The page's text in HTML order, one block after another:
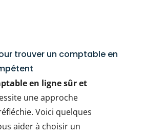
trouver un comptable en
en ligne sûr et
une approche
Voici quelques
aider à choisir un